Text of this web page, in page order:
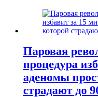
Паровая
процедура
аденомы
страдают до